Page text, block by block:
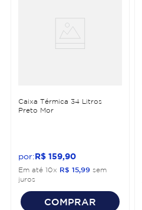
Caixa Térmica 34 Litros
Preto Mor
R$ 159 90
Em até 10x R$ 15,99 sem
juros
COMPRAR